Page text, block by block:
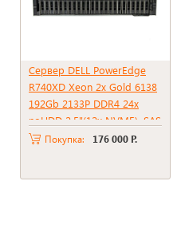
Сервер DELL PowerEdge
R740XD Xeon 2x Gold 6138
192Gb 2133P DDR4 24x
noHDD 2.5"(12x NVME), SAS
RAID Perc H730p, 2Gb,
Покупка: 176 000 Р.